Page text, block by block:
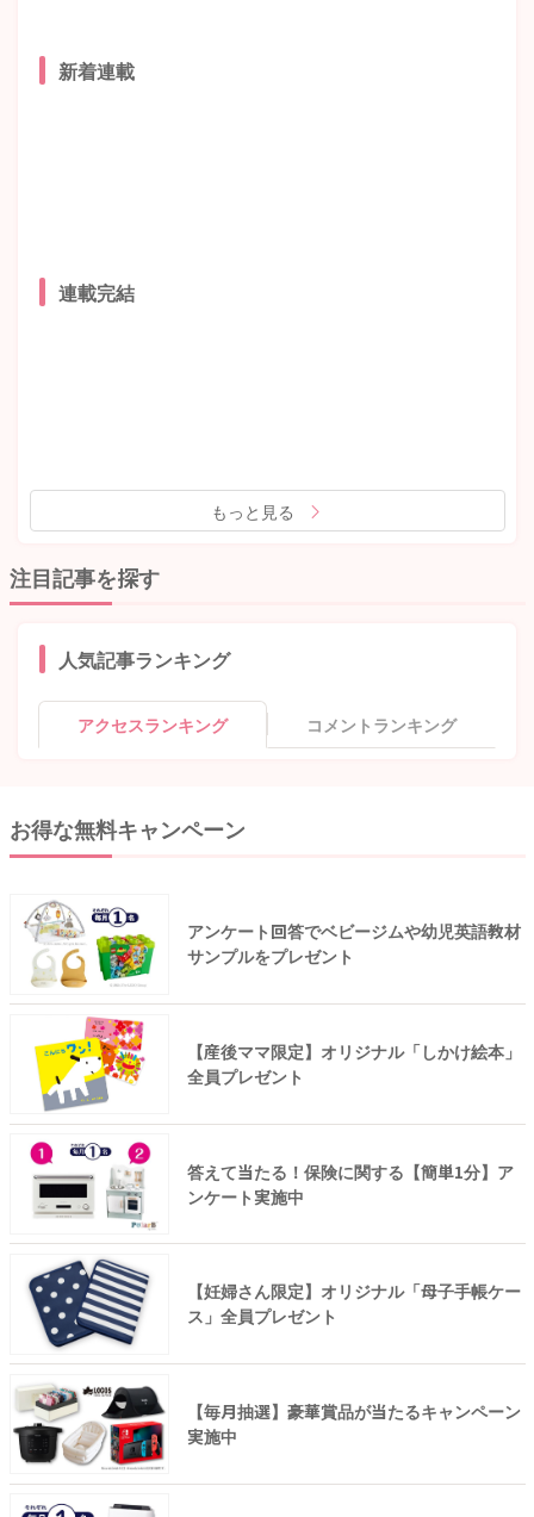
新着連載
連載完結
もっと見る
注目記事を探す
人気記事ランキング
アクセスランキング コメントランキング
お得な無料キャンペーン
アンケート回答でベビージムや幼児英語教材
サンプルをプレゼント
【産後ママ限定】オリジナル「しかけ絵本」
全員プレゼント
答えて当たる！保険に関する【簡単1分】ア
ンケート実施中
【妊婦さん限定】オリジナル「母子手帳ケー
ス」全員プレゼント
【毎月抽選】豪華賞品が当たるキャンペーン
実施中